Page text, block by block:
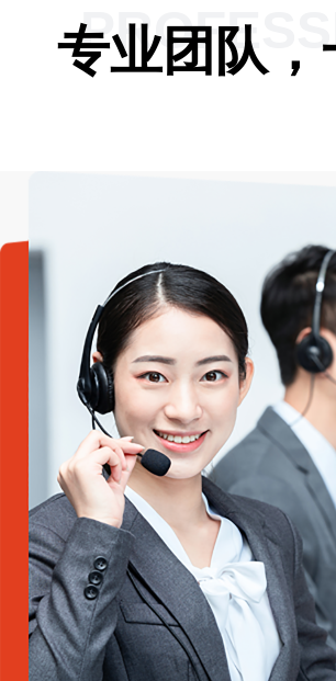
专业团队